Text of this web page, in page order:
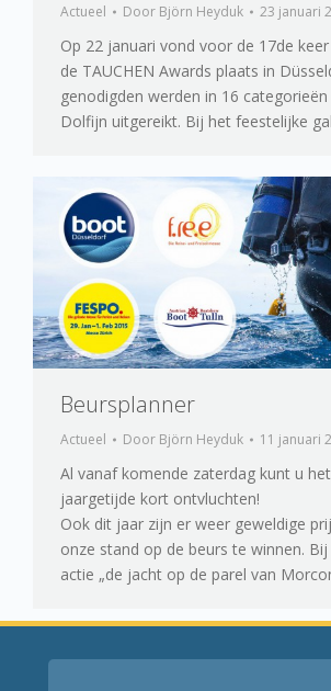
Actueel Door Björn Heyduk 23 januari
Op 22 januari vond voor de 17de
de TAUCHEN Awards plaats in
genodigden werden in 16
Dolfijn uitgereikt. Bij het feestelijke
Beursplanner
Actueel Door Björn Heyduk 11 januari
Al vanaf komende zaterdag kunt u
jaargetijde kort ontvluchten!
Ook dit jaar zijn er weer geweldige
onze stand op de beurs te winnen.
actie „de jacht op de parel van